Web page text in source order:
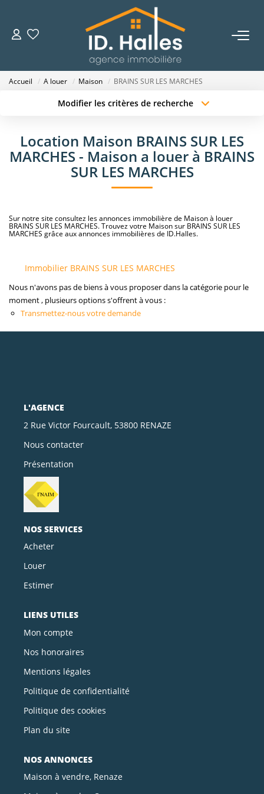
VENTES
NOTRE HISTOIRE
CONTACT
Accueil A louer Maison BRAINS SUR LES MARCHES
Modifier les critères de recherche
Type de bien
Budget max Plus de critères
Location Maison BRAINS SUR LES
MARCHES - Maison a louer à BRAINS
SUR LES MARCHES
Sur notre site consultez les annonces immobilière de Maison à louer
BRAINS SUR LES MARCHES. Trouvez votre Maison sur BRAINS SUR LES
MARCHES grâce aux annonces immobilières de ID.Halles.
Immobilier BRAINS SUR LES MARCHES
Nous n'avons pas de biens à vous proposer dans la catégorie pour le
moment , plusieurs options s'offrent à vous :
Transmettez-nous votre demande
L'AGENCE
2 Rue Victor Fourcault, 53800 RENAZE
Nous contacter
Présentation
NOS SERVICES
Acheter
Louer
Estimer
LIENS UTILES
Mon compte
Nos honoraires
Mentions légales
Politique de confidentialité
Politique des cookies
Plan du site
NOS ANNONCES
Maison à vendre, Renaze